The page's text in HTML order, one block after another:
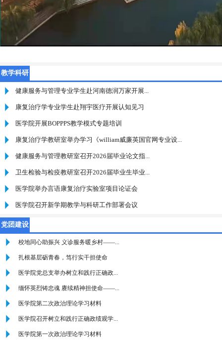
教学科研
健康服务与管理专业学生赴河南德润万家开展...
康复治疗学专业学生赴翔宇医疗开展认知见习
医学院开展BOPPPS教学模式专题培训
康复治疗学教研室举办学习《william威廉英国官网专业设...
健康服务与管理教研室召开2026届毕业论文指...
卫生检验与检疫教研室召开2026届毕业生毕业...
医学院举办言语康复治疗实验室项目论证会
医学院召开新学期教学与科研工作部署会议
党团建设
校地同心助振兴 义诊服务暖乡村——...
扎根基层砺青春，笃行实干担使命
医学院党总支举办树立和践行正确政...
缅怀英烈铸忠魂 赓续精神担使命——...
医学院第二次政治理论学习材料
医学院召开树立和践行正确政绩观学...
医学院第一次政治理论学习材料